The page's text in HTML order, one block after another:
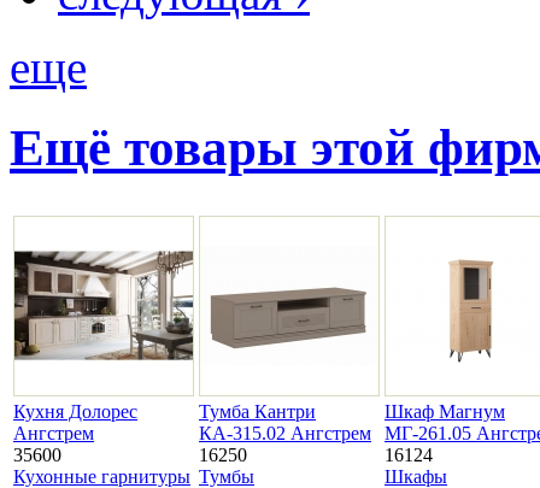
еще
Ещё товары этой
Кухня Долорес
Ангстрем
35600
Кухонные гарнитуры
Тумба Кантри
КА-315.02 Ангстрем
16250
Тумбы
Шкаф Магнум
МГ-261.05
16124
Шкафы